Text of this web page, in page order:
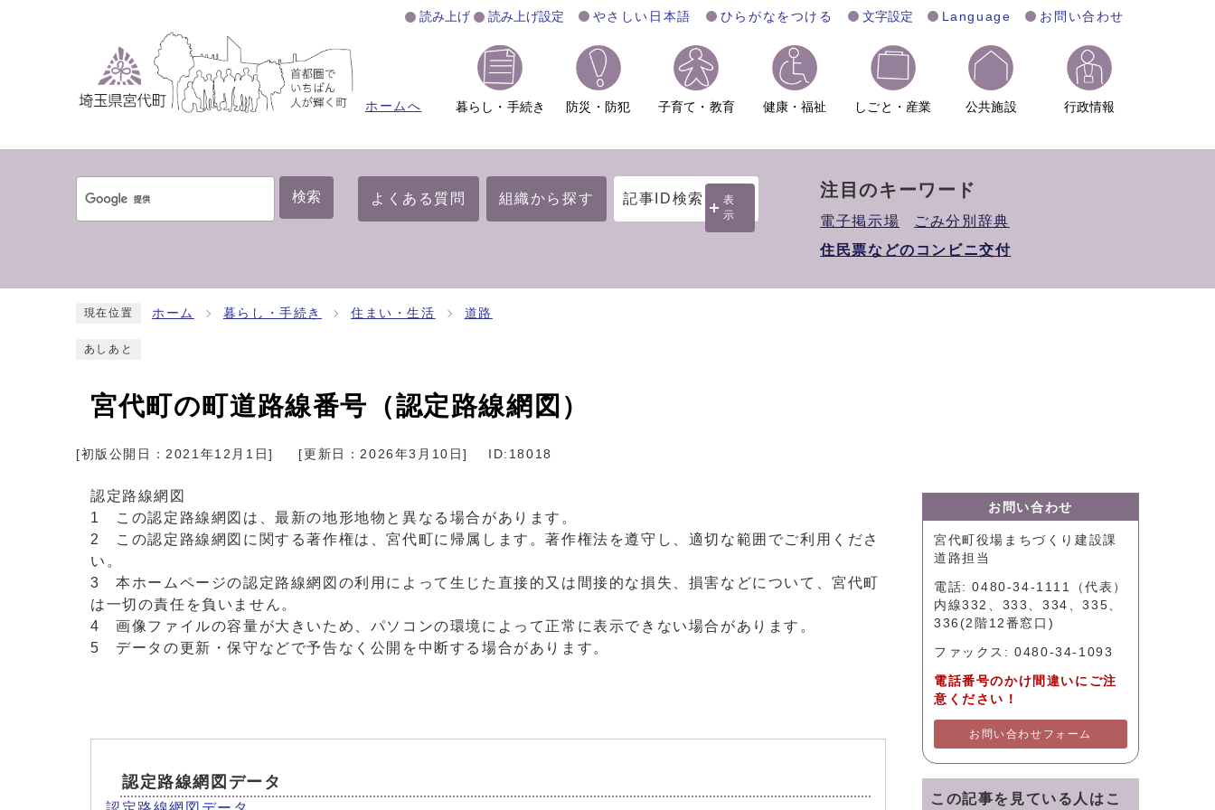
読み上げ 読み上げ設定 やさしい日本語 ひらがなをつける 文字設定 Language お問い合わせ
ホームへ 暮らし・手続き 防災・防犯 子育て・教育 健康・福祉 しごと・産業 公共施設 行政情報
検索 よくある質問 組織から探す 記事ID検索
表
示
注目のキーワード
電子掲示場
ごみ分別辞典
住民票などのコンビニ交付
現在位置 ホーム 暮らし・手続き 住まい・生活 道路
あしあと
宮代町の町道路線番号（認定路線網図）
[初版公開日：2021年12月1日] [更新日：2026年3月10日] ID:18018
認定路線網図
1 この認定路線網図は、最新の地形地物と異なる場合があります。
2 この認定路線網図に関する著作権は、宮代町に帰属します。著作権法を遵守し、適切な範囲でご利用くださ
い。
3 本ホームページの認定路線網図の利用によって生じた直接的又は間接的な損失、損害などについて、宮代町
は一切の責任を負いません。
4 画像ファイルの容量が大きいため、パソコンの環境によって正常に表示できない場合があります。
5 データの更新・保守などで予告なく公開を中断する場合があります。
認定路線網図データ
お問い合わせ
宮代町役場まちづくり建設課
道路担当
電話: 0480-34-1111（代表）
内線332、333、334、335、
336(2階12番窓口)
ファックス: 0480-34-1093
電話番号のかけ間違いにご注
意ください！
お問い合わせフォーム
この記事を見ている人はこ